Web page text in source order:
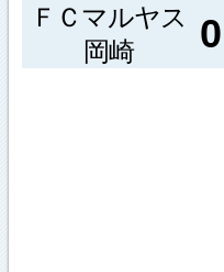
ＦＣマルヤス
岡崎
0